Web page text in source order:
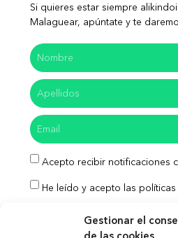
Gestionar el
Si quieres estar siempre
Malaguear, apúntate y te
Acepto recibir notificaciones
He leído y acepto las